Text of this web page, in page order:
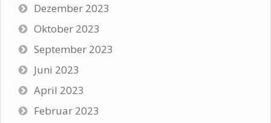
Dezember 2023
Oktober 2023
September 2023
Juni 2023
April 2023
Februar 2023